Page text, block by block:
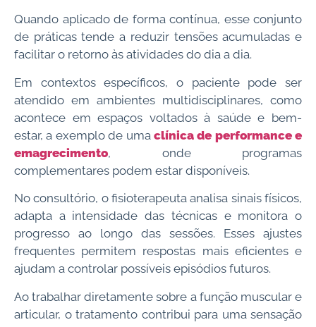
Quando aplicado de forma contínua, esse conjunto
de práticas tende a reduzir tensões acumuladas e
facilitar o retorno às atividades do dia a dia.
Em contextos específicos, o paciente pode ser
atendido em ambientes multidisciplinares, como
acontece em espaços voltados à saúde e bem-
estar, a exemplo de uma clínica de performance e
emagrecimento, onde programas
complementares podem estar disponíveis.
No consultório, o fisioterapeuta analisa sinais físicos,
adapta a intensidade das técnicas e monitora o
progresso ao longo das sessões. Esses ajustes
frequentes permitem respostas mais eficientes e
ajudam a controlar possíveis episódios futuros.
Ao trabalhar diretamente sobre a função muscular e
articular, o tratamento contribui para uma sensação